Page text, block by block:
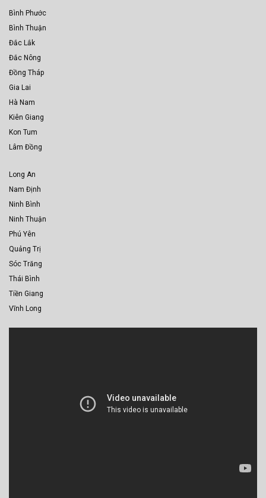
Bình Phước
Bình Thuận
Đắc Lắk
Đắc Nông
Đồng Tháp
Gia Lai
Hà Nam
Kiên Giang
Kon Tum
Lâm Đồng
Long An
Nam Định
Ninh Bình
Ninh Thuận
Phú Yên
Quảng Trị
Sóc Trăng
Thái Bình
Tiền Giang
Vĩnh Long